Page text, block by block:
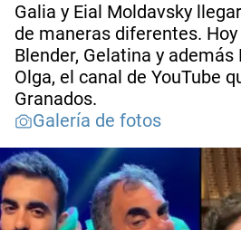
Galia y Eial Moldavsky
de maneras diferentes.
Blender, Gelatina y además
Olga, el canal de YouTube
Granados.
Galería de fotos